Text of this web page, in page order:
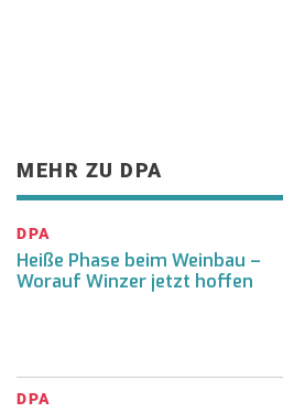
MEHR ZU DPA
DPA
Heiße Phase beim Weinbau –
Worauf Winzer jetzt hoffen
DPA